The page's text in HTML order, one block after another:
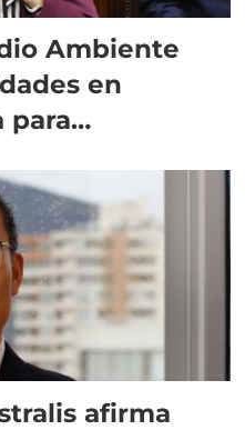
Ambiente
en
para
afirma